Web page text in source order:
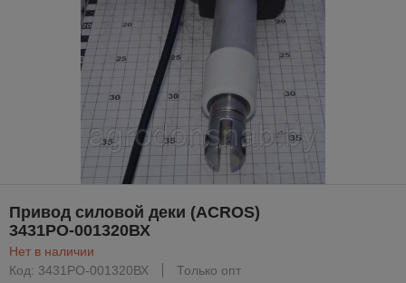
Привод силовой деки (ACROS)
3431РО-001320ВХ
Нет в наличии
Код: 3431РО-001320ВХ
Только опт